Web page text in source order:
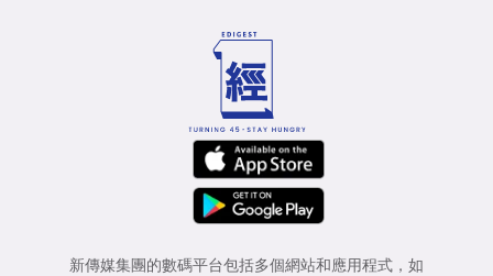
新傳媒集團的數碼平台包括多個網站和應用程式，如